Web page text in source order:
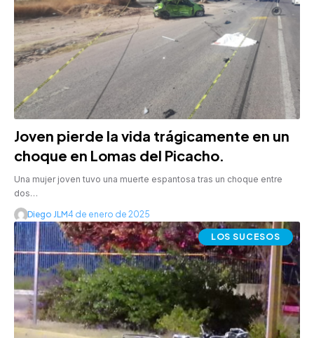
Joven pierde la vida trágicamente en un
choque en Lomas del Picacho.
Una mujer joven tuvo una muerte espantosa tras un choque entre
dos…
Diego JLM4 de enero de 2025
LOS SUCESOS